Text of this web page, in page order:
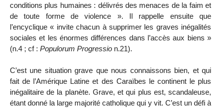
conditions plus humaines : délivrés des menaces de la faim et
de toute forme de violence ». Il rappelle ensuite que
l’encyclique « invite chacun à supprimer les graves inégalités
sociales et les énormes différences dans l’accès aux biens »
(n.4 ; cf : Populorum Progressio n.21).
C’est une situation grave que nous connaissons bien, et qui
fait de l’Amérique Latine et des Caraïbes le continent le plus
inégalitaire de la planète. Grave, et qui plus est, scandaleuse,
étant donné la large majorité catholique qui y vit. C’est un défi à